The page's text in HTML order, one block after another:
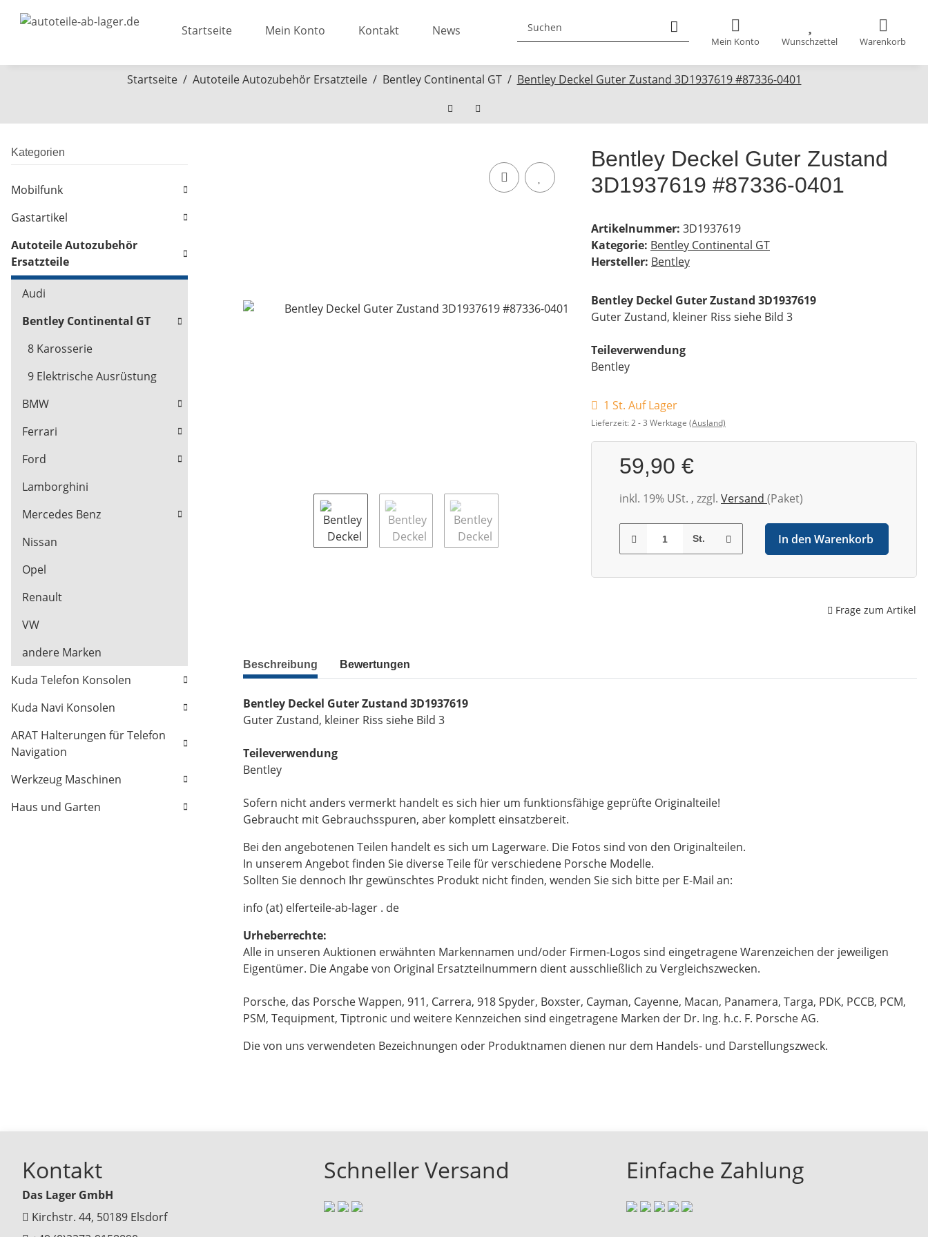
Mein Konto Wunschzettel Warenkorb
Startseite Mein Konto Kontakt News
Startseite Autoteile Autozubehör Ersatzteile Bentley Continental GT Bentley Deckel Guter Zustand 3D1937619 #87336-0401
Bentley Deckel Guter Zustand
3D1937619 #87336-0401
Artikelnummer: 3D1937619
Kategorie: Bentley Continental GT
Hersteller: Bentley
Bentley Deckel Guter Zustand 3D1937619
Guter Zustand, kleiner Riss siehe Bild 3
Teileverwendung
Bentley
1 St. Auf Lager
Lieferzeit:2 - 3 Werktage (Ausland)
59,90 €
inkl. 19% USt. , zzgl. Versand (Paket)
St. In den Warenkorb
Frage zum Artikel
Beschreibung Bewertungen
Bentley Deckel Guter Zustand 3D1937619
Guter Zustand, kleiner Riss siehe Bild 3
Teileverwendung
Bentley
Sofern nicht anders vermerkt handelt es sich hier um funktionsfähige geprüfte Originalteile!
Gebraucht mit Gebrauchsspuren, aber komplett einsatzbereit.
Bei den angebotenen Teilen handelt es sich um Lagerware. Die Fotos sind von den Originalteilen.
In unserem Angebot finden Sie diverse Teile für verschiedene Porsche Modelle.
Sollten Sie dennoch Ihr gewünschtes Produkt nicht finden, wenden Sie sich bitte per E-Mail an:
info (at) elferteile-ab-lager . de
Urheberrechte:
Alle in unseren Auktionen erwähnten Markennamen und/oder Firmen-Logos sind eingetragene Warenzeichen der jeweiligen
Eigentümer. Die Angabe von Original Ersatzteilnummern dient ausschließlich zu Vergleichszwecken.
Porsche, das Porsche Wappen, 911, Carrera, 918 Spyder, Boxster, Cayman, Cayenne, Macan, Panamera, Targa, PDK, PCCB, PCM,
PSM, Tequipment, Tiptronic und weitere Kennzeichen sind eingetragene Marken der Dr. Ing. h.c. F. Porsche AG.
Die von uns verwendeten Bezeichnungen oder Produktnamen dienen nur dem Handels- und Darstellungszweck.
Kategorien
Mobilfunk
Gastartikel
Autoteile Autozubehör
Ersatzteile
Audi
Bentley Continental GT
8 Karosserie
9 Elektrische Ausrüstung
BMW
Ferrari
Ford
Lamborghini
Mercedes Benz
Nissan
Opel
Renault
VW
andere Marken
Kuda Telefon Konsolen
Kuda Navi Konsolen
ARAT Halterungen für Telefon
Navigation
Werkzeug Maschinen
Haus und Garten
Kontakt
Das Lager GmbH
Kirchstr. 44, 50189 Elsdorf
Schneller Versand Einfache Zahlung